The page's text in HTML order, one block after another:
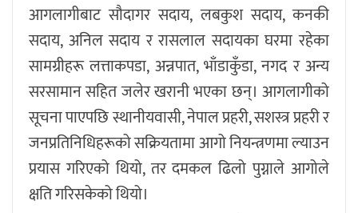
आगलागीबाट सौदागर सदाय, लबकुश सदाय, कनकी
सदाय, अनिल सदाय र रासलाल सदायका घरमा रहेका
सामग्रीहरू लत्ताकपडा, अन्नपात, भाँडाकुँडा, नगद र अन्य
सरसामान सहित जलेर खरानी भएका छन्। आगलागीको
सूचना पाएपछि स्थानीयवासी, नेपाल प्रहरी, सशस्त्र प्रहरी र
जनप्रतिनिधिहरूको सक्रियतामा आगो नियन्त्रणमा ल्याउन
प्रयास गरिएको थियो, तर दमकल ढिलो पुग्नाले आगोले
क्षति गरिसकेको थियो।